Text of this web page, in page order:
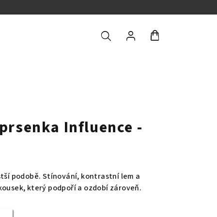
Influence -
podobě. Stínování, kontrastní lem a
který podpoří a ozdobí zároveň.